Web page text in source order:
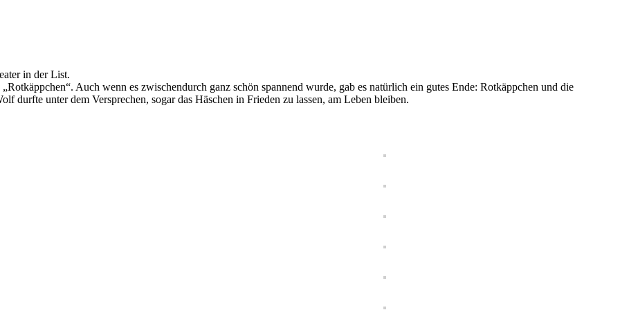
in der List.
Auch wenn es zwischendurch ganz schön spannend wurde, gab es natürlich ein gutes Ende: Rotkäppchen und die
durfte unter dem Versprechen, sogar das Häschen in Frieden zu lassen, am Leben bleiben.